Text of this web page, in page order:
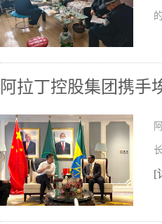
阿拉丁控股集团携手
[